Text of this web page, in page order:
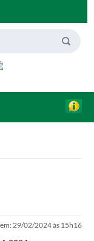
29/02/2024 às 15h16